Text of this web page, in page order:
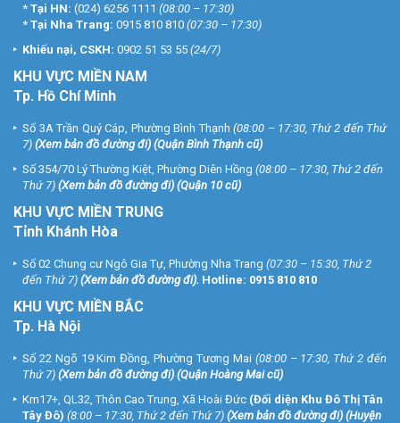
* Tại HN: (024) 6256 1111 (08:00 – 17:30)
* Tại Nha Trang: 0915 810 810 (07:30 – 17:30)
Khiếu nại, CSKH: 0902 51 53 55 (24/7)
KHU VỰC MIỀN NAM
Tp. Hồ Chí Minh
Số 3A Trần Quý Cáp, Phường Bình Thạnh (08:00 – 17:30, Thứ 2 đến Thứ
7) (Xem bản đồ đường đi) (Quận Bình Thạnh cũ)
Số 354/70 Lý Thường Kiệt, Phường Diên Hồng (08:00 – 17:30, Thứ 2 đến
Thứ 7) (Xem bản đồ đường đi) (Quận 10 cũ)
KHU VỰC MIỀN TRUNG
Tỉnh Khánh Hòa
Số 02 Chung cư Ngô Gia Tự, Phường Nha Trang (07:30 – 15:30, Thứ 2
đến Thứ 7) (Xem bản đồ đường đi). Hotline: 0915 810 810
KHU VỰC MIỀN BẮC
Tp. Hà Nội
Số 22 Ngõ 19 Kim Đồng, Phường Tương Mai (08:00 – 17:30, Thứ 2 đến
Thứ 7) (Xem bản đồ đường đi) (Quận Hoàng Mai cũ)
Km17+, QL32, Thôn Cao Trung, Xã Hoài Đức (Đối diện Khu Đô Thị Tân
Tây Đô) (8:00 – 17:30, Thứ 2 đến Thứ 7) (Xem bản đồ đường đi) (Huyện